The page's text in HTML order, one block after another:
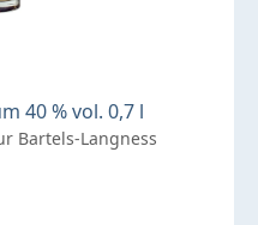
40 % vol. 0,7 l
Bartels-Langness